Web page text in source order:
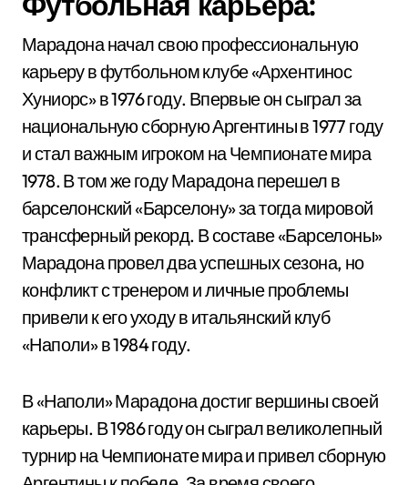
Марадона начал свою профессиональную
карьеру в футбольном клубе «Архентинос
Хуниорс» в 1976 году. Впервые он сыграл за
национальную сборную Аргентины в 1977 году
и стал важным игроком на Чемпионате мира
1978. В том же году Марадона перешел в
барселонский «Барселону» за тогда мировой
трансферный рекорд. В составе «Барселоны»
Марадона провел два успешных сезона, но
конфликт с тренером и личные проблемы
привели к его уходу в итальянский клуб
«Наполи» в 1984 году.
В «Наполи» Марадона достиг вершины своей
карьеры. В 1986 году он сыграл великолепный
турнир на Чемпионате мира и привел сборную